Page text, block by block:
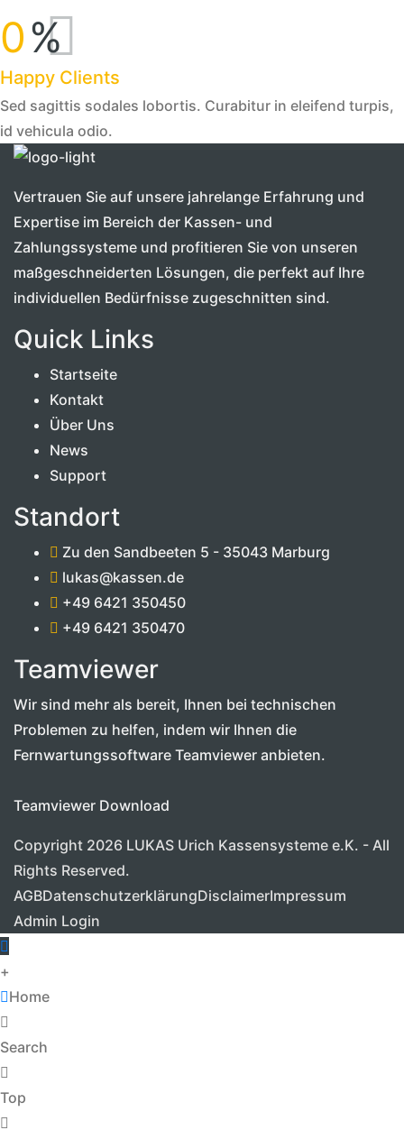
0%
Happy Clients
Sed sagittis sodales lobortis. Curabitur in eleifend turpis,
id vehicula odio.
Vertrauen Sie auf unsere jahrelange Erfahrung und
Expertise im Bereich der Kassen- und
Zahlungssysteme und profitieren Sie von unseren
maßgeschneiderten Lösungen, die perfekt auf Ihre
individuellen Bedürfnisse zugeschnitten sind.
Quick Links
Startseite
Kontakt
Über Uns
News
Support
Standort
Zu den Sandbeeten 5 - 35043 Marburg
lukas@kassen.de
+49 6421 350450
+49 6421 350470
Teamviewer
Wir sind mehr als bereit, Ihnen bei technischen
Problemen zu helfen, indem wir Ihnen die
Fernwartungssoftware Teamviewer anbieten.
Teamviewer Download
Copyright 2026 LUKAS Urich Kassensysteme e.K. - All
Rights Reserved.
AGBDatenschutzerklärungDisclaimerImpressum
Admin Login
+
Home
Search
Top